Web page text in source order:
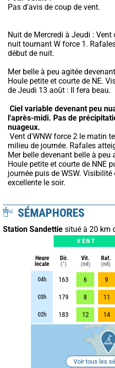
Pas d'avis de coup de vent.
Nuit de Mercredi à Jeudi : Vent
nuit tournant W force 1.
début de nuit.
Mer belle à peu agitée
Houle petite et courte de NE.
de Jeudi 13 août : Il fera beau.
Ciel variable devenant peu
l'après-midi. Pas de
nuageux.
milieu de journée. Rafales
Mer belle devenant belle à peu
Houle petite et courte de NNE
journée puis de WSW.
excellente le soir.
SÉMAPHORES
Station Sandettie situé à 20 km
VENT
Heure
locale
Dir.
(°)
Vit.
(nd)
Raf.
(nd)
04h 163 6 9
03h 179 8 11
02h 183 12 14
Voir tous les